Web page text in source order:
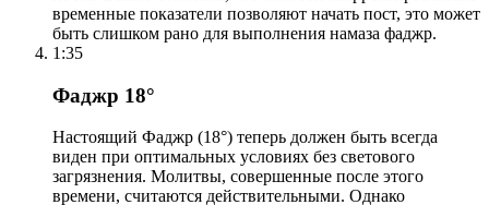
временные показатели позволяют начать пост, это может
быть слишком рано для выполнения намаза фаджр.
1:35
Фаджр 18°
Настоящий Фаджр (18°) теперь должен быть всегда
виден при оптимальных условиях без светового
загрязнения. Молитвы, совершенные после этого
времени, считаются действительными. Однако